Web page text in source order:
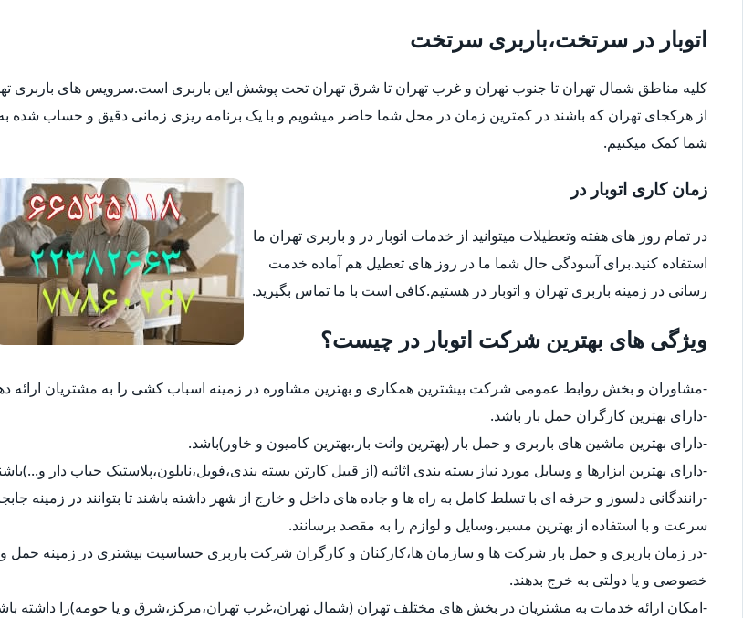
اتوبار در سرتخت،باربری سرتخت
کلیه مناطق شمال تهران تا جنوب تهران و غرب تهران تا شرق تهران تحت پوشش این باربری است.سرویس های باربری
از هرکجای تهران که باشند در کمترین زمان در محل شما حاضر میشویم و با یک برنامه ریزی زمانی دقیق و حساب شده
شما کمک میکنیم.
زمان کاری اتوبار در
در تمام روز های هفته وتعطیلات میتوانید از خدمات اتوبار در و باربری تهران ما
استفاده کنید.برای آسودگی حال شما ما در روز های تعطیل هم آماده خدمت
رسانی در زمینه باربری تهران و اتوبار در هستیم.کافی است با ما تماس بگیرید.
ویژگی های بهترین شرکت اتوبار در چیست؟
-مشاوران و بخش روابط عمومی شرکت بیشترین همکاری و بهترین مشاوره در زمینه اسباب کشی را به مشتریان ارائه
-دارای بهترین کارگران حمل بار باشد.
-دارای بهترین ماشین های باربری و حمل بار (بهترین وانت بار،بهترین کامیون و خاور)باشد.
-دارای بهترین ابزارها و وسایل مورد نیاز بسته بندی اثاثیه (از قبیل کارتن بسته بندی،فویل،نایلون،پلاستیک حباب دار
-رانندگانی دلسوز و حرفه ای با تسلط کامل به راه ها و جاده های داخل و خارج از شهر داشته باشند تا بتوانند در زمینه
سرعت و با استفاده از بهترین مسیر،وسایل و لوازم را به مقصد برسانند.
-در زمان باربری و حمل بار شرکت ها و سازمان ها،کارکنان و کارگران شرکت باربری حساسیت بیشتری در زمینه حمل و
خصوصی و یا دولتی به خرج بدهند.
-امکان ارائه خدمات به مشتریان در بخش های مختلف تهران (شمال تهران،غرب تهران،مرکز،شرق و یا حومه)را داشته